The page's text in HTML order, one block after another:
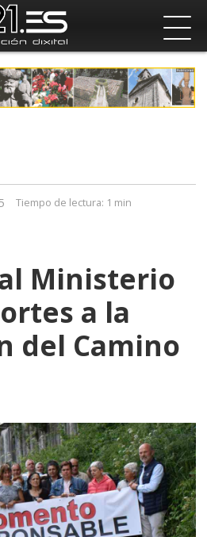
Tiempo de lectura: 1 min
Ministerio
a la
del Camino